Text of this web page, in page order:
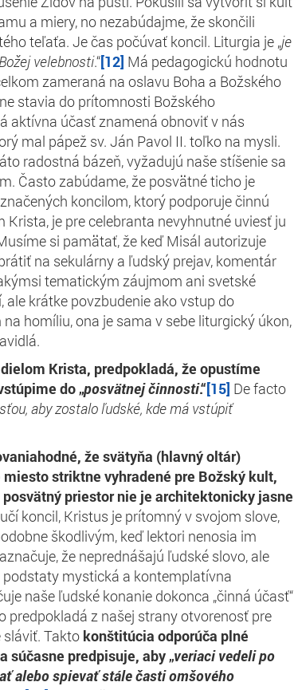
a miery, no nezabúdajme, že skončili
teľaťa. Je čas počúvať koncil. Liturgia je „je
velebnosti.“[12] Má pedagogickú hodnotu
zameraná na oslavu Boha a Božského
stavia do prítomnosti Božského
aktívna účasť znamená obnoviť v nás
mal pápež sv. Ján Pavol II. toľko na mysli.
radostná bázeň, vyžadujú naše stíšenie sa
Často zabúdame, že posvätné ticho je
koncilom, ktorý podporuje činnú
Krista, je pre celebranta nevyhnutné uviesť ju
si pamätať, že keď Misál autorizuje
na sekulárny a ľudský prejav, komentár
tematickým záujmom ani svetské
krátke povzbudenie ako vstup do
homíliu, ona je sama v sebe liturgický úkon,
Krista, predpokladá, že opustíme
do „posvätnej činnosti.“[15] De facto
aby zostalo ľudské, kde má vstúpiť
že svätyňa (hlavný oltár)
striktne vyhradené pre Božský kult,
priestor nie je architektonicky jasne
koncil, Kristus je prítomný v svojom slove,
škodlivým, keď lektori nenosia im
že neprednášajú ľudské slovo, ale
podstaty mystická a kontemplatívna
naše ľudské konanie dokonca „činná účasť“
predpokladá z našej strany otvorenosť pre
sláviť. Takto konštitúcia odporúča plné
a súčasne predpisuje, aby „veriaci vedeli po
alebo spievať stále časti omšového